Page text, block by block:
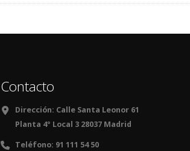
Contacto
Dirección: Calle Santa Leonor 61
Planta 4º Local 3 28037 Madrid
Teléfono: 91 111 54 50